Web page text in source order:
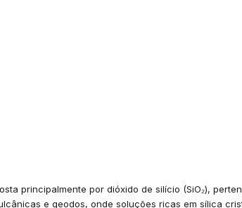
principalmente por dióxido de silício (SiO₂),
e geodos, onde soluções ricas em sílica